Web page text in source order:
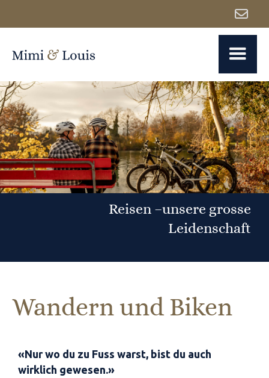

Reisen –unsere grosse
Leidenschaft
Wandern und Biken
«Nur wo du zu Fuss warst, bist du auch
wirklich gewesen.»